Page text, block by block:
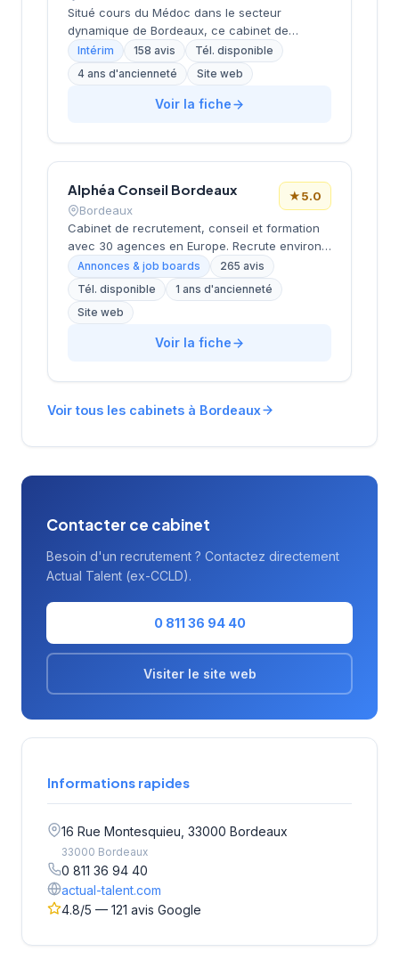
une notation de 4,4 sur 5, témoignant de la
qualité des prestations délivrées.
Situé cours du Médoc dans le secteur
dynamique de Bordeaux, ce cabinet de
recrutement développe son activité de conseil
en ressources humaines sur la métropole
bordelaise. La structure bénéficie d'une
excellente réputation client avec une note de
proposer ses services de recrutement aux
entreprises locales.
Intérim 158 avis
Tél. disponible
4 ans d'ancienneté
Site web
Voir la fiche
Alphéa Conseil Bordeaux
Bordeaux
★5.0
Cabinet de recrutement, conseil et formation
avec 30 agences en Europe. Recrute environ
3 000 candidats par an avec un délai moyen
de 28 jours. Note Google 5.0/5 (265 avis).
Valeurs : proximité, exigence, expertise métier
et satisfaction client (93%).
Annonces & job boards
265 avis
Tél. disponible
1 ans d'ancienneté
Site web
Voir la fiche
Voir tous les cabinets à Bordeaux
Contacter ce cabinet
Besoin d'un recrutement ? Contactez directement
Actual Talent (ex-CCLD).
0 811 36 94 40
Visiter le site web
Informations rapides
16 Rue Montesquieu, 33000 Bordeaux
33000 Bordeaux
0 811 36 94 40
actual-talent.com
4.8/5 — 121 avis Google